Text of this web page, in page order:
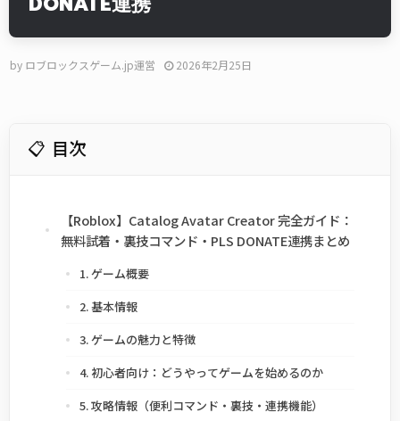
by ロブロックスゲーム.jp運営 2026年2月25日
目次
【Roblox】Catalog Avatar Creator 完全ガイド：
無料試着・裏技コマンド・PLS DONATE連携まとめ
1. ゲーム概要
2. 基本情報
3. ゲームの魅力と特徴
4. 初心者向け：どうやってゲームを始めるのか
5. 攻略情報（便利コマンド・裏技・連携機能）